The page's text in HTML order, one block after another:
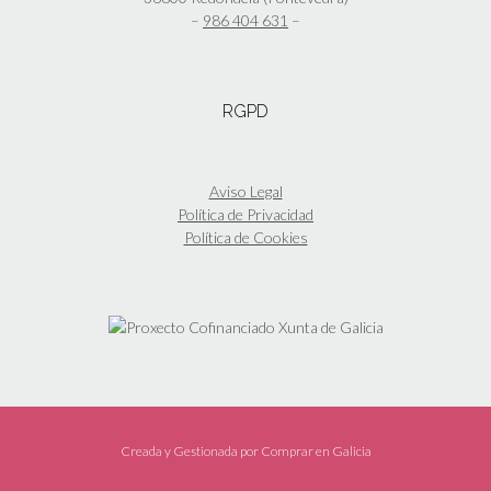
la
– 986 404 631 –
RGPD
Aviso Legal
Política de Privacidad
Política de Cookies
Creada y Gestionada por Comprar en Galicia